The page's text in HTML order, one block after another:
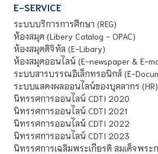
E-SERVICE
ระบบบริการการศึกษา (REG)
ห้องสมุด (Libery Catalog - OPAC)
ห้องสมุดดิจิทัล (E-Libary)
ห้องสมุดออนไลน์ (E-newspaper & E-
ระบบสารบรรณอิเล็กทรอนิกส์ (E-
ระบบแสดงผลออนไลน์ของบุคลากร (HR)
นิทรรศการออนไลน์ CDTI 2020
นิทรรศการออนไลน์ CDTI 2021
นิทรรศการออนไลน์ CDTI 2022
นิทรรศการออนไลน์ CDTI 2023
นิทรรศการเฉลิมพระเกียรติ สมเด็จพระ